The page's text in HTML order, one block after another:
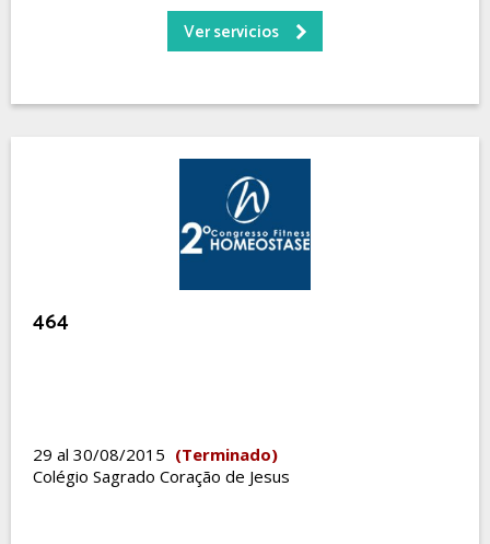
Ver servicios
464
29 al 30/08/2015 (Terminado)
Colégio Sagrado Coração de Jesus